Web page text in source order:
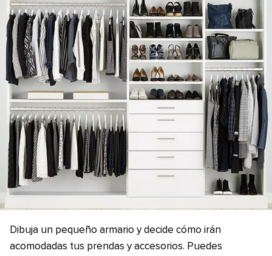
Dibuja un pequeño armario y decide cómo irán
acomodadas tus prendas y accesorios. Puedes